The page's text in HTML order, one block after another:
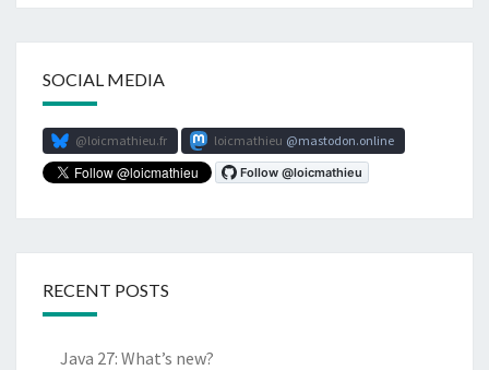
SOCIAL MEDIA
@loicmathieu.fr loicmathieu mastodon.online
RECENT POSTS
Java 27: What’s new?